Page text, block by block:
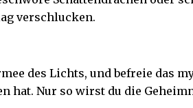
verschlucken.
des Lichts, und befreie das
hat. Nur so wirst du die